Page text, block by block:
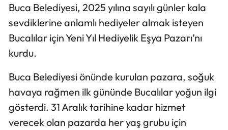
Buca Belediyesi, 2025 yılına sayılı günler kala
sevdiklerine anlamlı hediyeler almak isteyen
Bucalılar için Yeni Yıl Hediyelik Eşya Pazarı’nı
kurdu.
Buca Belediyesi önünde kurulan pazara, soğuk
havaya rağmen ilk gününde Bucalılar yoğun ilgi
gösterdi. 31 Aralık tarihine kadar hizmet
verecek olan pazarda her yaş grubu için